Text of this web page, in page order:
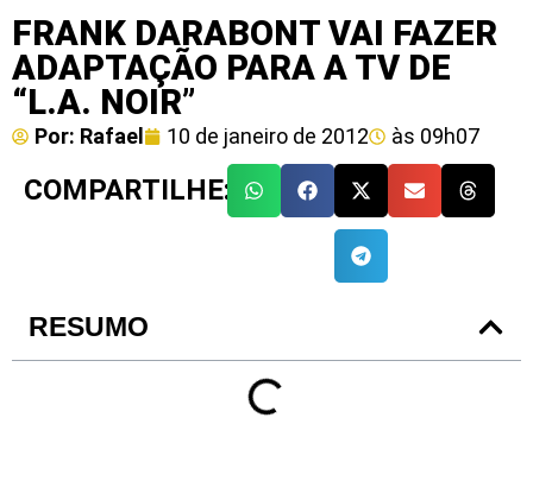
FRANK DARABONT VAI FAZER
ADAPTAÇÃO PARA A TV DE
“L.A. NOIR”
Por: Rafael 10 de janeiro de 2012 às 09h07
COMPARTILHE:
RESUMO